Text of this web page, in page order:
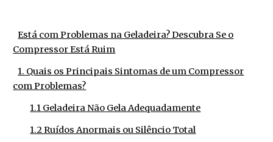
Está com Problemas na Geladeira? Descubra Se o
Compressor Está Ruim
1. Quais os Principais Sintomas de um Compressor
com Problemas?
1.1 Geladeira Não Gela Adequadamente
1.2 Ruídos Anormais ou Silêncio Total